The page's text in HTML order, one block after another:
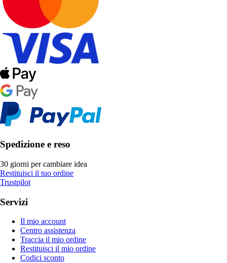
Spedizione e reso
30 giorni per cambiare idea
Restituisci il tuo ordine
Trustpilot
Servizi
Il mio account
Centro assistenza
Traccia il mio ordine
Restituisci il mio ordine
Codici sconto